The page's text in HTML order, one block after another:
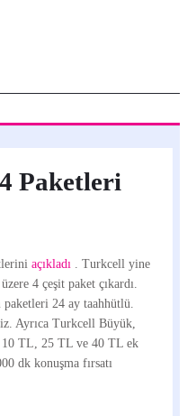
Paketleri
açıkladı
. Turkcell yine
4 çeşit paket çıkardı.
24 ay taahhütlü.
Ayrıca Turkcell Büyük,
10 TL, 25 TL ve 40 TL ek
dk konuşma fırsatı